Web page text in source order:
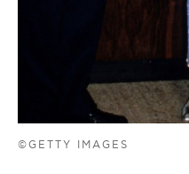
©GETTY IMAGES